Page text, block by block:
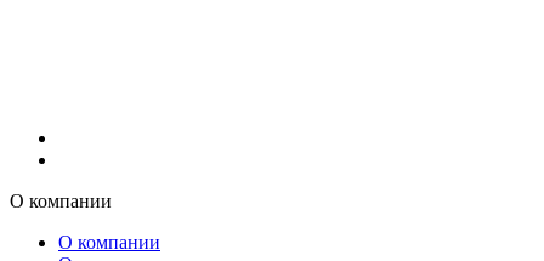
О компании
О компании